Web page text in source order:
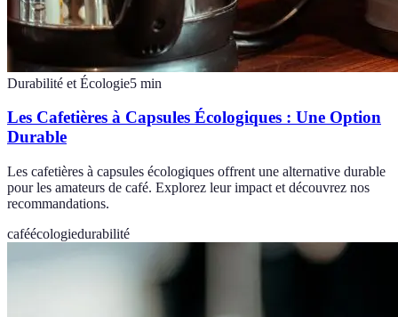
Durabilité et Écologie5 min
Les Cafetières à Capsules Écologiques : Une Option
Durable
Les cafetières à capsules écologiques offrent une alternative durable
pour les amateurs de café. Explorez leur impact et découvrez nos
recommandations.
caféécologiedurabilité